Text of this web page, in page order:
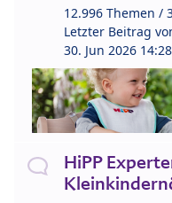
12.996 Themen /
Letzter Beitrag
30. Jun 2026 14:28
HiPP